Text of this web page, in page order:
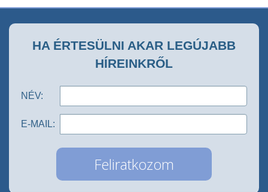
HA ÉRTESÜLNI AKAR LEGÚJABB
HÍREINKRŐL
NÉV:
E-MAIL: